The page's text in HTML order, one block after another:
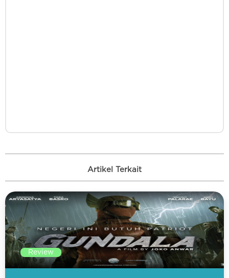
Artikel Terkait
Review